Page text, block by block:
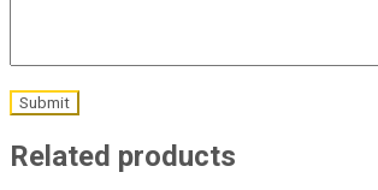
Related products